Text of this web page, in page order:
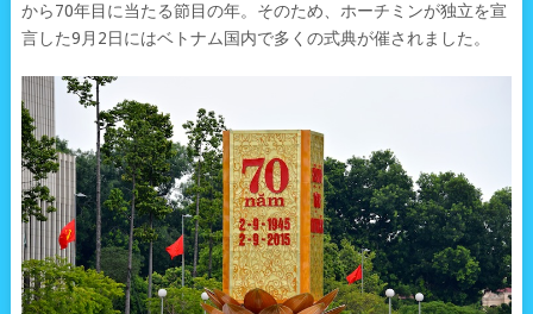
から70年目に当たる節目の年。そのため、ホーチミンが独立を宣
言した9月2日にはベトナム国内で多くの式典が催されました。